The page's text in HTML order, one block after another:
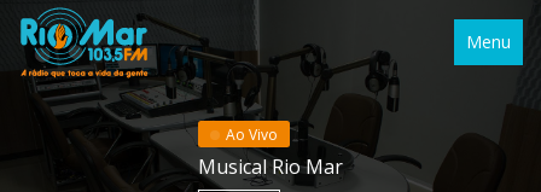
Menu
Ao Vivo
Musical Rio Mar